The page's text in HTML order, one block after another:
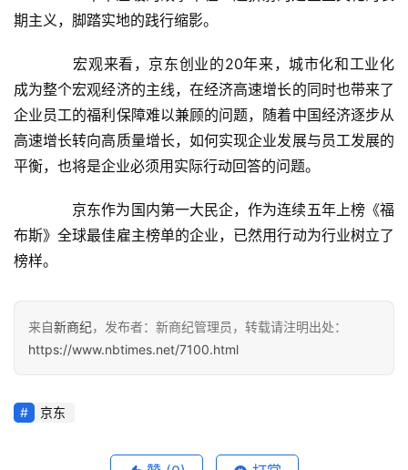
期主义，脚踏实地的践行缩影。
宏观来看，京东创业的20年来，城市化和工业化
成为整个宏观经济的主线，在经济高速增长的同时也带来了
企业员工的福利保障难以兼顾的问题，随着中国经济逐步从
高速增长转向高质量增长，如何实现企业发展与员工发展的
平衡，也将是企业必须用实际行动回答的问题。
京东作为国内第一大民企，作为连续五年上榜《福
布斯》全球最佳雇主榜单的企业，已然用行动为行业树立了
榜样。
来自新商纪，发布者：新商纪管理员，转载请注明出处：
https://www.nbtimes.net/7100.html
京东